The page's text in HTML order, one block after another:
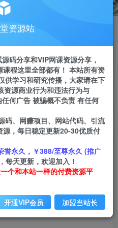
站长招募
推荐
24小时自动赚钱
魔豆推流助手—让你实
脚本+详细教程
1384 95
资源站
码分享和VIP网课资源分享，
程这里全部都有！ 本站所有资
供学习和研究传播，大家请在下
资源商业行为和违法行为与
何广告 被骗概不负责 有任何
码、网赚项目、网站代码、引流
，每日稳定更新20-30优质付
誉永久，￥388/至尊永久 (推广
每天更新，欢迎加入！
个和本站一样的付费资源平
开通VIP会员 加盟当站长